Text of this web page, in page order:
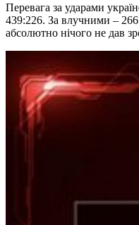
Перевага за ударами
439:226. За влучними –
абсолютно нічого не дав